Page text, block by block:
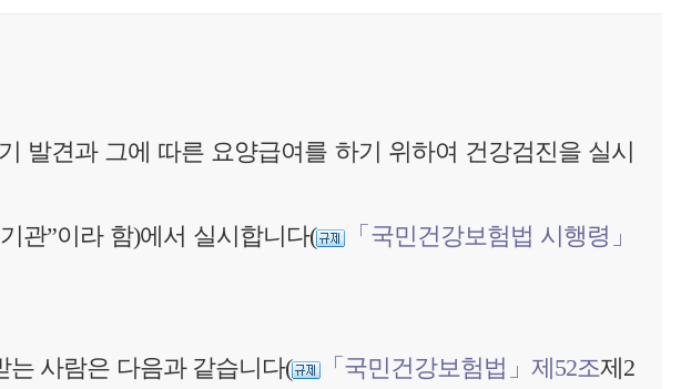
발견과 그에 따른 요양급여를 하기 위하여 건강검진을 실시
관”이라 함)에서 실시합니다(
「국민건강보험법 시행령」
사람은 다음과 같습니다(
「국민건강보험법」제52조제2